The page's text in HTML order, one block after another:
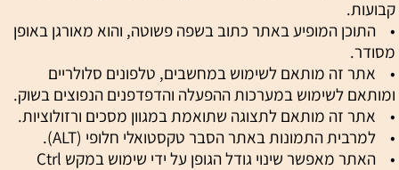
קבועות.
• התוכן המופיע באתר כתוב בשפה פשוטה, והוא מאורגן באופן
מסודר.
• אתר זה מותאם לשימוש במחשבים, טלפונים סלולריים
ומותאם לשימוש במערכות ההפעלה והדפדפנים הנפוצים בשוק.
• אתר זה מותאם לתצוגה שתואמת במגוון מסכים ורזולוציות.
• למרבית התמונות באתר הסבר טקסטואלי חלופי (ALT).
• האתר מאפשר שינוי גודל הגופן על ידי שימוש במקש Ctrl